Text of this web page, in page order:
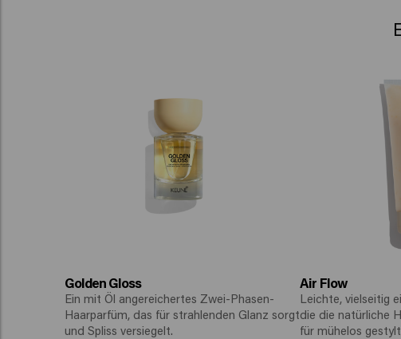
Golden Gloss
Ein mit Öl angereichertes Zwei-Phasen-
Haarparfüm, das für strahlenden Glanz sorgt
und Spliss versiegelt.
Air Flow
Leichte, vielseitig
die die natürliche
für mühelos